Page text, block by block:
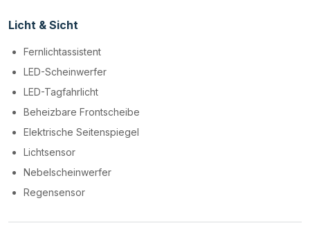
Licht & Sicht
Fernlichtassistent
LED-Scheinwerfer
LED-Tagfahrlicht
Beheizbare Frontscheibe
Elektrische Seitenspiegel
Lichtsensor
Nebelscheinwerfer
Regensensor